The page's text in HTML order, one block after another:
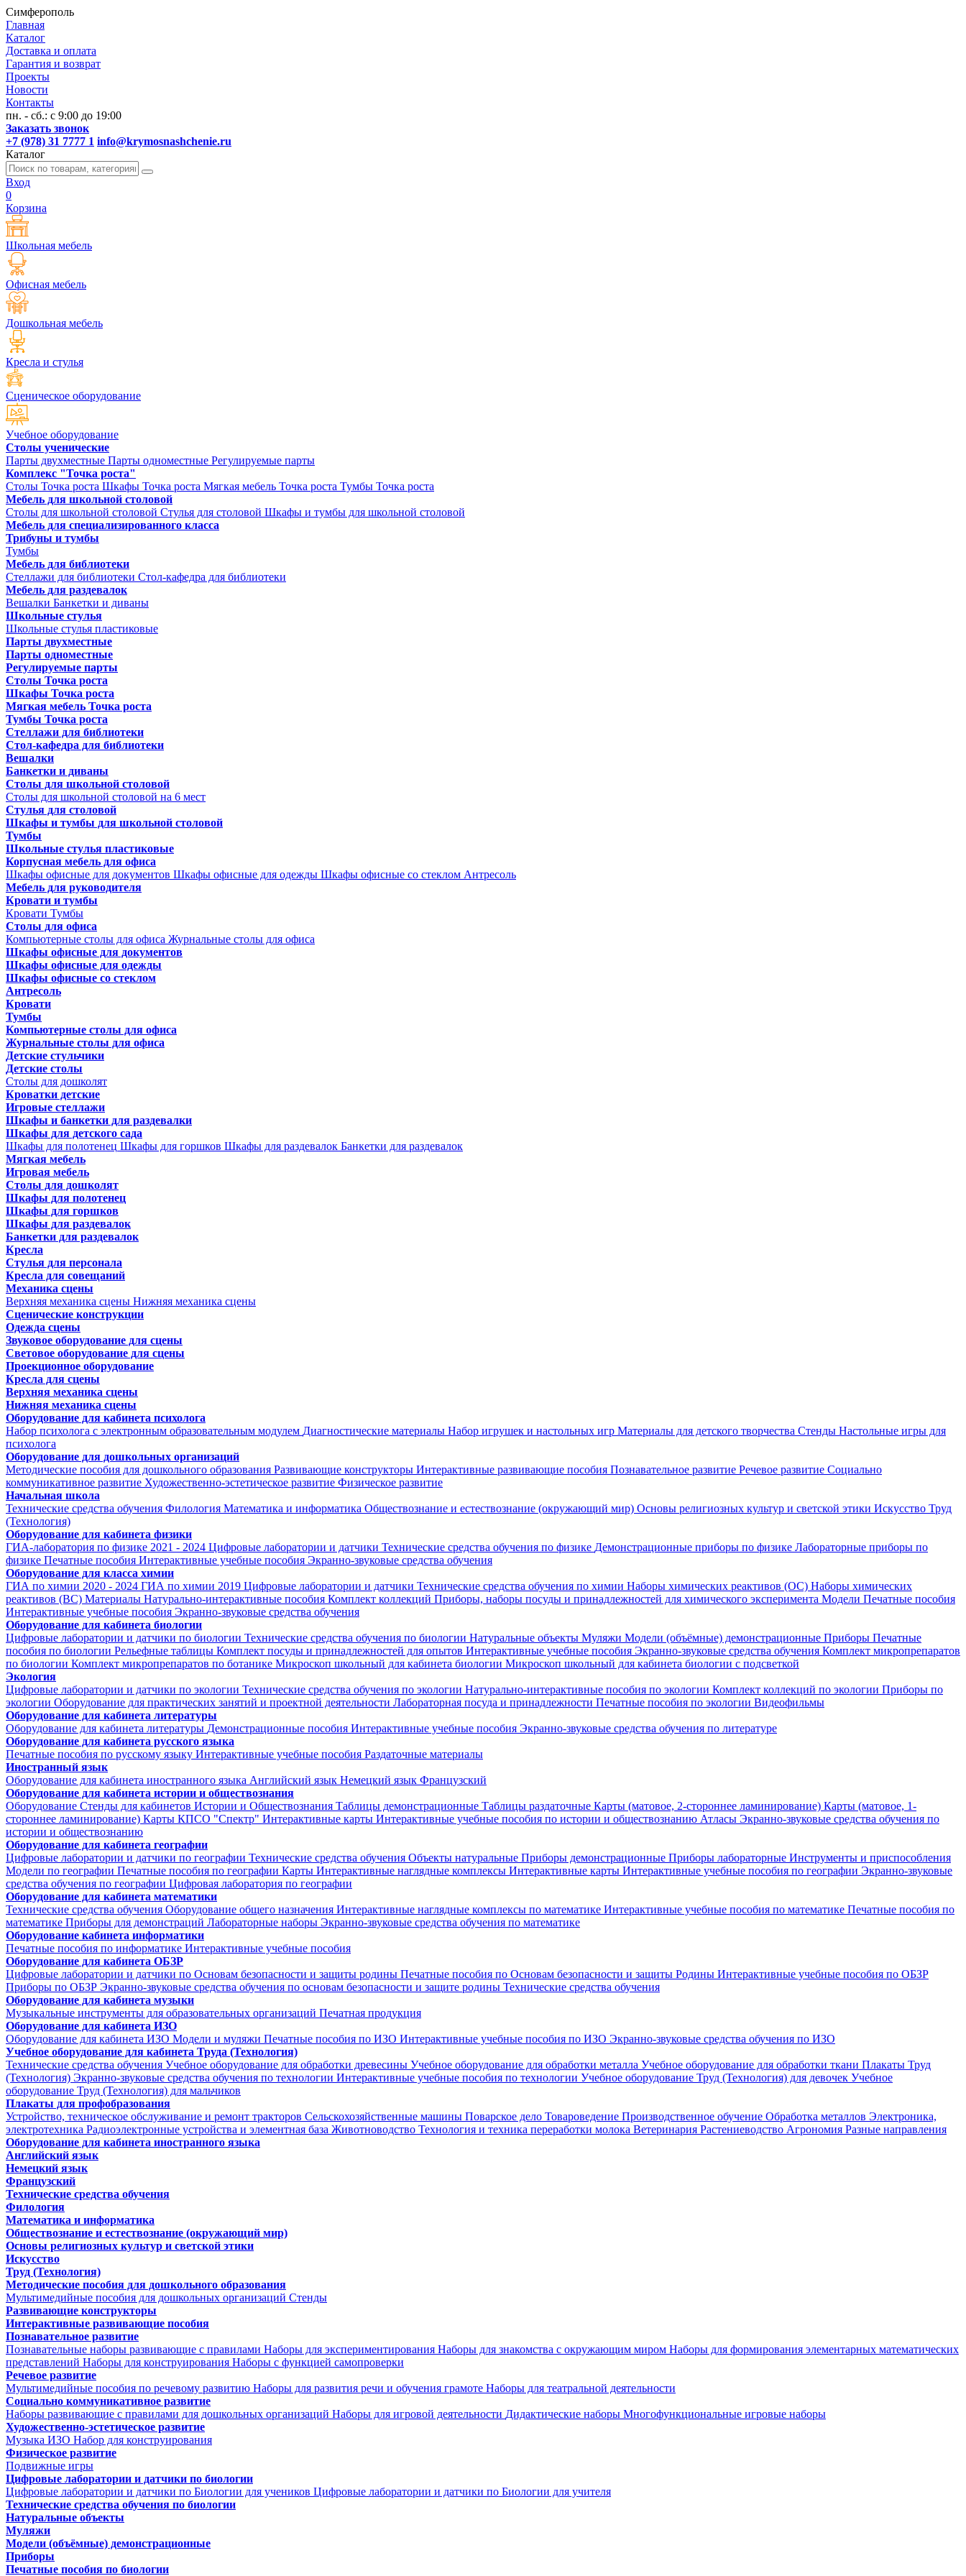
Симферополь
Главная
Каталог
Доставка и оплата
Гарантия и возврат
Проекты
Новости
Контакты
пн. - сб.: с 9:00 до 19:00
Заказать звонок
+7 (978) 31 7777 1 info@krymosnashchenie.ru
Каталог
Вход
0
Корзина
Школьная мебель
Офисная мебель
Дошкольная мебель
Кресла и стулья
Сценическое оборудование
Учебное оборудование
Столы ученические
Парты двухместные Парты одноместные Регулируемые парты
Комплекс "Точка роста"
Столы Точка роста Шкафы Точка роста Мягкая мебель Точка роста Тумбы Точка роста
Мебель для школьной столовой
Столы для школьной столовой Стулья для столовой Шкафы и тумбы для школьной столовой
Мебель для специализированного класса
Трибуны и тумбы
Тумбы
Мебель для библиотеки
Стеллажи для библиотеки Стол-кафедра для библиотеки
Мебель для раздевалок
Вешалки Банкетки и диваны
Школьные стулья
Школьные стулья пластиковые
Парты двухместные
Парты одноместные
Регулируемые парты
Столы Точка роста
Шкафы Точка роста
Мягкая мебель Точка роста
Тумбы Точка роста
Стеллажи для библиотеки
Стол-кафедра для библиотеки
Вешалки
Банкетки и диваны
Столы для школьной столовой
Столы для школьной столовой на 6 мест
Стулья для столовой
Шкафы и тумбы для школьной столовой
Тумбы
Школьные стулья пластиковые
Корпусная мебель для офиса
Шкафы офисные для документов Шкафы офисные для одежды Шкафы офисные со стеклом Антресоль
Мебель для руководителя
Кровати и тумбы
Кровати Тумбы
Столы для офиса
Компьютерные столы для офиса Журнальные столы для офиса
Шкафы офисные для документов
Шкафы офисные для одежды
Шкафы офисные со стеклом
Антресоль
Кровати
Тумбы
Компьютерные столы для офиса
Журнальные столы для офиса
Детские стульчики
Детские столы
Столы для дошколят
Кроватки детские
Игровые стеллажи
Шкафы и банкетки для раздевалки
Шкафы для детского сада
Шкафы для полотенец Шкафы для горшков Шкафы для раздевалок Банкетки для раздевалок
Мягкая мебель
Игровая мебель
Столы для дошколят
Шкафы для полотенец
Шкафы для горшков
Шкафы для раздевалок
Банкетки для раздевалок
Кресла
Стулья для персонала
Кресла для совещаний
Механика сцены
Верхняя механика сцены Нижняя механика сцены
Сценические конструкции
Одежда сцены
Звуковое оборудование для сцены
Световое оборудование для сцены
Проекционное оборудование
Кресла для сцены
Верхняя механика сцены
Нижняя механика сцены
Оборудование для кабинета психолога
Набор психолога с электронным образовательным модулем Диагностические материалы Набор игрушек и настольных игр Материалы для детского творчества Стенды Настольные игры для
психолога
Оборудование для дошкольных организаций
Методические пособия для дошкольного образования Развивающие конструкторы Интерактивные развивающие пособия Познавательное развитие Речевое развитие Социально
коммуникативное развитие Художественно-эстетическое развитие Физическое развитие
Начальная школа
Технические средства обучения Филология Математика и информатика Обществознание и естествознание (окружающий мир) Основы религиозных культур и светской этики Искусство Труд
(Технология)
Оборудование для кабинета физики
ГИА-лаборатория по физике 2021 - 2024 Цифровые лаборатории и датчики Технические средства обучения по физике Демонстрационные приборы по физике Лабораторные приборы по
физике Печатные пособия Интерактивные учебные пособия Экранно-звуковые средства обучения
Оборудование для класса химии
ГИА по химии 2020 - 2024 ГИА по химии 2019 Цифровые лаборатории и датчики Технические средства обучения по химии Наборы химических реактивов (ОС) Наборы химических
реактивов (ВС) Материалы Натурально-интерактивные пособия Комплект коллекций Приборы, наборы посуды и принадлежностей для химического эксперимента Модели Печатные пособия
Интерактивные учебные пособия Экранно-звуковые средства обучения
Оборудование для кабинета биологии
Цифровые лаборатории и датчики по биологии Технические средства обучения по биологии Натуральные объекты Муляжи Модели (объёмные) демонстрационные Приборы Печатные
пособия по биологии Рельефные таблицы Комплект посуды и принадлежностей для опытов Интерактивные учебные пособия Экранно-звуковые средства обучения Комплект микропрепаратов
по биологии Комплект микропрепаратов по ботанике Микроскоп школьный для кабинета биологии Микроскоп школьный для кабинета биологии с подсветкой
Экология
Цифровые лаборатории и датчики по экологии Технические средства обучения по экологии Натурально-интерактивные пособия по экологии Комплект коллекций по экологии Приборы по
экологии Оборудование для практических занятий и проектной деятельности Лабораторная посуда и принадлежности Печатные пособия по экологии Видеофильмы
Оборудование для кабинета литературы
Оборудование для кабинета литературы Демонстрационные пособия Интерактивные учебные пособия Экранно-звуковые средства обучения по литературе
Оборудование для кабинета русского языка
Печатные пособия по русскому языку Интерактивные учебные пособия Раздаточные материалы
Иностранный язык
Оборудование для кабинета иностранного языка Английский язык Немецкий язык Французский
Оборудование для кабинета истории и обществознания
Оборудование Стенды для кабинетов Истории и Обществознания Таблицы демонстрационные Таблицы раздаточные Карты (матовое, 2-стороннее ламинирование) Карты (матовое, 1-
стороннее ламинирование) Карты КПСО "Спектр" Интерактивные карты Интерактивные учебные пособия по истории и обществознанию Атласы Экранно-звуковые средства обучения по
истории и обществознанию
Оборудование для кабинета географии
Цифровые лаборатории и датчики по географии Технические средства обучения Объекты натуральные Приборы демонстрационные Приборы лабораторные Инструменты и приспособления
Модели по географии Печатные пособия по географии Карты Интерактивные наглядные комплексы Интерактивные карты Интерактивные учебные пособия по географии Экранно-звуковые
средства обучения по географии Цифровая лаборатория по географии
Оборудование для кабинета математики
Технические средства обучения Оборудование общего назначения Интерактивные наглядные комплексы по математике Интерактивные учебные пособия по математике Печатные пособия по
математике Приборы для демонстраций Лабораторные наборы Экранно-звуковые средства обучения по математике
Оборудование кабинета информатики
Печатные пособия по информатике Интерактивные учебные пособия
Оборудование для кабинета ОБЗР
Цифровые лаборатории и датчики по Основам безопасности и защиты родины Печатные пособия по Основам безопасности и защиты Родины Интерактивные учебные пособия по ОБЗР
Приборы по ОБЗР Экранно-звуковые средства обучения по основам безопасности и защите родины Технические средства обучения
Оборудование для кабинета музыки
Музыкальные инструменты для образовательных организаций Печатная продукция
Оборудование для кабинета ИЗО
Оборудование для кабинета ИЗО Модели и муляжи Печатные пособия по ИЗО Интерактивные учебные пособия по ИЗО Экранно-звуковые средства обучения по ИЗО
Учебное оборудование для кабинета Труда (Технология)
Технические средства обучения Учебное оборудование для обработки древесины Учебное оборудование для обработки металла Учебное оборудование для обработки ткани Плакаты Труд
(Технология) Экранно-звуковые средства обучения по технологии Интерактивные учебные пособия по технологии Учебное оборудование Труд (Технология) для девочек Учебное
оборудование Труд (Технология) для мальчиков
Плакаты для профобразования
Устройство, техническое обслуживание и ремонт тракторов Сельскохозяйственные машины Поварское дело Товароведение Производственное обучение Обработка металлов Электроника,
электротехника Радиоэлектронные устройства и элементная база Животноводство Технология и техника переработки молока Ветеринария Растениеводство Агрономия Разные направления
Оборудование для кабинета иностранного языка
Английский язык
Немецкий язык
Французский
Технические средства обучения
Филология
Математика и информатика
Обществознание и естествознание (окружающий мир)
Основы религиозных культур и светской этики
Искусство
Труд (Технология)
Методические пособия для дошкольного образования
Мультимедийные пособия для дошкольных организаций Стенды
Развивающие конструкторы
Интерактивные развивающие пособия
Познавательное развитие
Познавательные наборы развивающие с правилами Наборы для экспериментирования Наборы для знакомства с окружающим миром Наборы для формирования элементарных математических
представлений Наборы для конструирования Наборы с функцией самопроверки
Речевое развитие
Мультимедийные пособия по речевому развитию Наборы для развития речи и обучения грамоте Наборы для театральной деятельности
Социально коммуникативное развитие
Наборы развивающие с правилами для дошкольных организаций Наборы для игровой деятельности Дидактические наборы Многофункциональные игровые наборы
Художественно-эстетическое развитие
Музыка ИЗО Набор для конструирования
Физическое развитие
Подвижные игры
Цифровые лаборатории и датчики по биологии
Цифровые лаборатории и датчики по Биологии для учеников Цифровые лаборатории и датчики по Биологии для учителя
Технические средства обучения по биологии
Натуральные объекты
Муляжи
Модели (объёмные) демонстрационные
Приборы
Печатные пособия по биологии